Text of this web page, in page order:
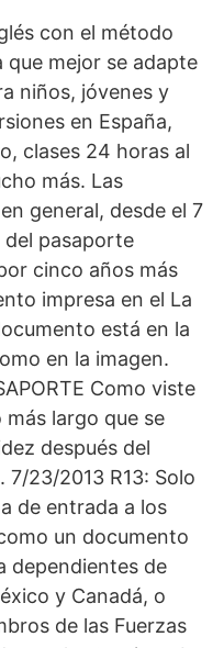
con el método
que mejor se adapte
niños, jóvenes y
en España,
clases 24 horas al
más. Las
general, desde el 7
del pasaporte
cinco años más
impresa en el La
está en la
en la imagen.
Como viste
largo que se
después del
7/23/2013 R13: Solo
de entrada a los
un documento
dependientes de
y Canadá, o
de las Fuerzas